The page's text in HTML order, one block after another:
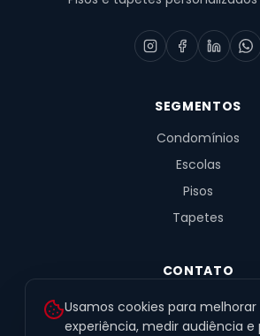
SEGMENTOS
Condomínios
Escolas
Pisos
Tapetes
CONTATO
R. Fernandes de Barros,
Alto da XV · Curitiba/PR ·
Usamos cookies para melhorar
experiência, medir audiência e